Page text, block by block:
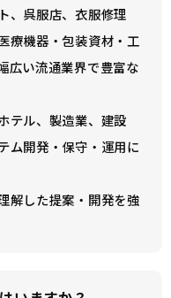
、呉服店、衣服修理
療機器・包装資材・工
広い流通業界で豊富な
テル、製造業、建設
ム開発・保守・運用に
解した提案・開発を強